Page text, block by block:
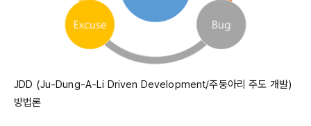
JDD (Ju-Dung-A-Li Driven Development/주둥아리 주도 개발)
방법론